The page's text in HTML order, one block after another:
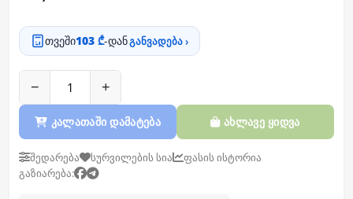
თვეში103 ₾-დანგანვადება ›
− +
კალათაში დამატება ახლავე ყიდვა
შედარება სურვილების სია
ფასის ისტორია
გაზიარება: